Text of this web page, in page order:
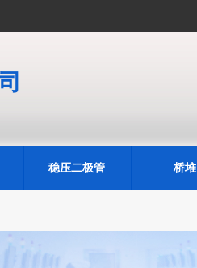
稳压二极管 桥堆